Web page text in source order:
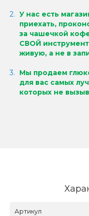
У нас есть
приехать,
за чашечкой
СВОЙ
живую, а не в
Мы продаем
для вас самых
которых не
Артикул